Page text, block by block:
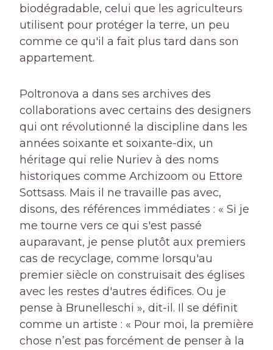
biodégradable, celui que les agriculteurs
utilisent pour protéger la terre, un peu
comme ce qu'il a fait plus tard dans son
appartement.
Poltronova a dans ses archives des
collaborations avec certains des designers
qui ont révolutionné la discipline dans les
années soixante et soixante-dix, un
héritage qui relie Nuriev à des noms
historiques comme Archizoom ou Ettore
Sottsass. Mais il ne travaille pas avec,
disons, des références immédiates : « Si je
me tourne vers ce qui s'est passé
auparavant, je pense plutôt aux premiers
cas de recyclage, comme lorsqu'au
premier siècle on construisait des églises
avec les restes d'autres édifices. Ou je
pense à Brunelleschi », dit-il. Il se définit
comme un artiste : « Pour moi, la première
chose n’est pas forcément de penser à la